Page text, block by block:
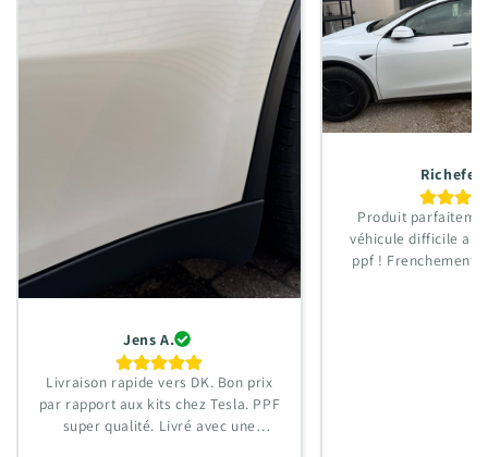
Jens A.
Livraison rapide vers DK. Bon prix
par rapport aux kits chez Tesla. PPF
super qualité. Livré avec une
Richefeu
Produit
véhicule difficile a
ppf ! Frenchement